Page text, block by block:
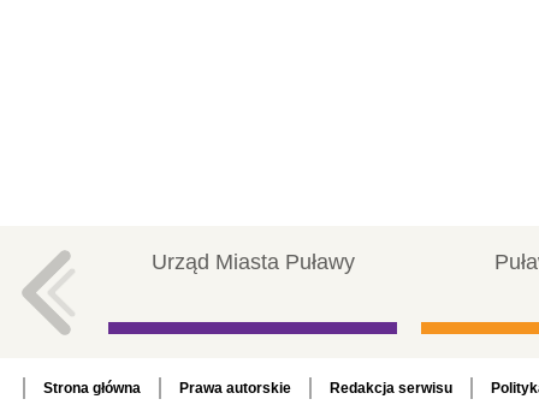
Urząd Miasta Puławy
Strona główna Prawa autorskie Redakcja serwisu